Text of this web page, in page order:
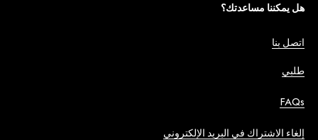
هل يمكننا مساعدتك؟
اتصل بنا
طلبي
FAQs
إلغاء الاشتراك في البريد الإلكتروني